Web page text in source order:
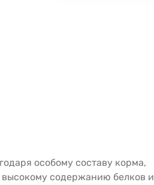
особому составу корма,
содержанию белков и